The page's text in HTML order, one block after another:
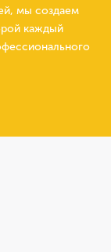
мы создаем
каждый